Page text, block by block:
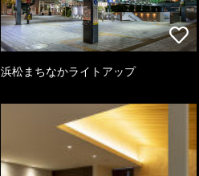
浜松まちなかライトアップ